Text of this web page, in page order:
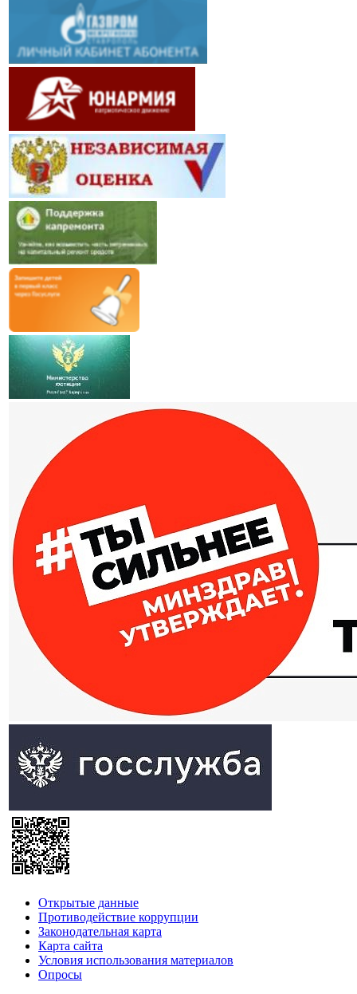
Открытые данные
Противодействие коррупции
Законодательная карта
Карта сайта
Условия использования материалов
Опросы